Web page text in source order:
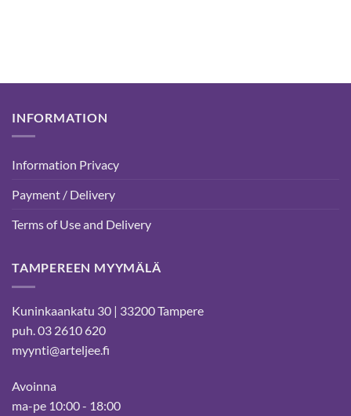
INFORMATION
Information Privacy
Payment / Delivery
Terms of Use and Delivery
TAMPEREEN MYYMÄLÄ
Kuninkaankatu 30 | 33200 Tampere
puh. 03 2610 620
myynti@arteljee.fi
Avoinna
ma-pe 10:00 - 18:00